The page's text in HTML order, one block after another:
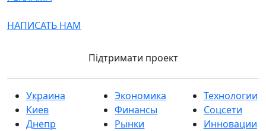
НАПИСАТЬ НАМ
Підтримати проект
Украина
Киев
Днепр
Экономика
Финансы
Рынки
Технологии
Соцсети
Инновации